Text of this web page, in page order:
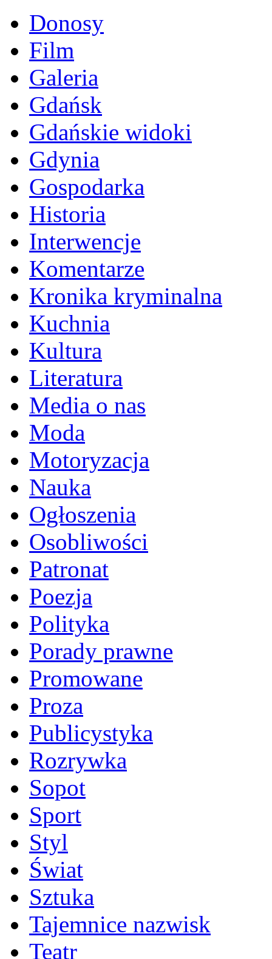
Donosy
Film
Galeria
Gdańsk
Gdańskie widoki
Gdynia
Gospodarka
Historia
Interwencje
Komentarze
Kronika kryminalna
Kuchnia
Kultura
Literatura
Media o nas
Moda
Motoryzacja
Nauka
Ogłoszenia
Osobliwości
Patronat
Poezja
Polityka
Porady prawne
Promowane
Proza
Publicystyka
Rozrywka
Sopot
Sport
Styl
Świat
Sztuka
Tajemnice nazwisk
Teatr